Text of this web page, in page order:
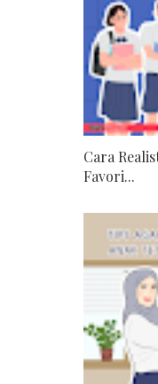
Cara
Favori...